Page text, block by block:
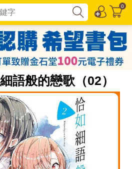
0
語般的戀歌（02）